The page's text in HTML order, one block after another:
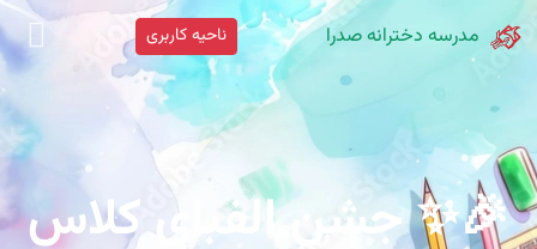
مدرسه دخترانه صدرا ناحیه کاربری
🎉✨ جشن الفبای کلاس